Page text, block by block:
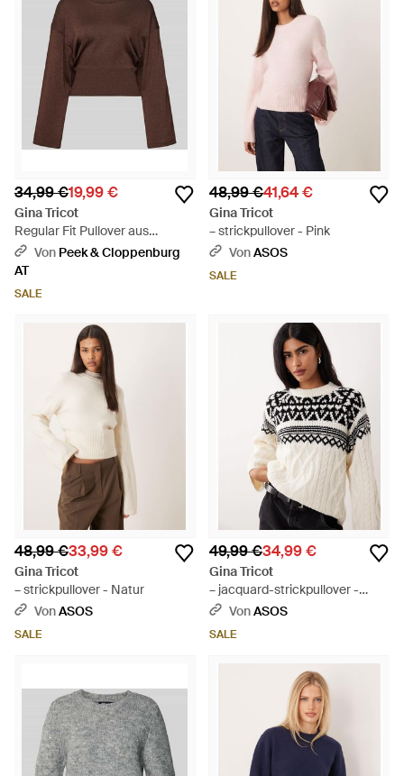
34,99 €19,99 €
Gina Tricot
Regular Fit Pullover aus
Viskose-Mix in Strick-Optik -
Braun
Von Peek & Cloppenburg
AT
SALE
48,99 €41,64 €
Gina Tricot
– strickpullover - Pink
VonASOS
SALE
48,99 €33,99 €
Gina Tricot
– strickpullover - Natur
VonASOS
SALE
49,99 €34,99 €
Gina Tricot
– jacquard-strickpullover -
Natur
VonASOS
SALE